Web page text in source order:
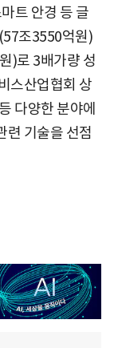
트 안경 등 글
조3550억원)
)로 3배가량 성
스산업협회 상
다양한 분야에
련 기술을 선점